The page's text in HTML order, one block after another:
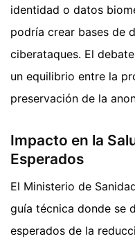
identidad o datos
podría crear bases de
ciberataques. El
un equilibrio entre la
preservación de la
Impacto en la
Esperados
El Ministerio de
guía técnica donde se
esperados de la